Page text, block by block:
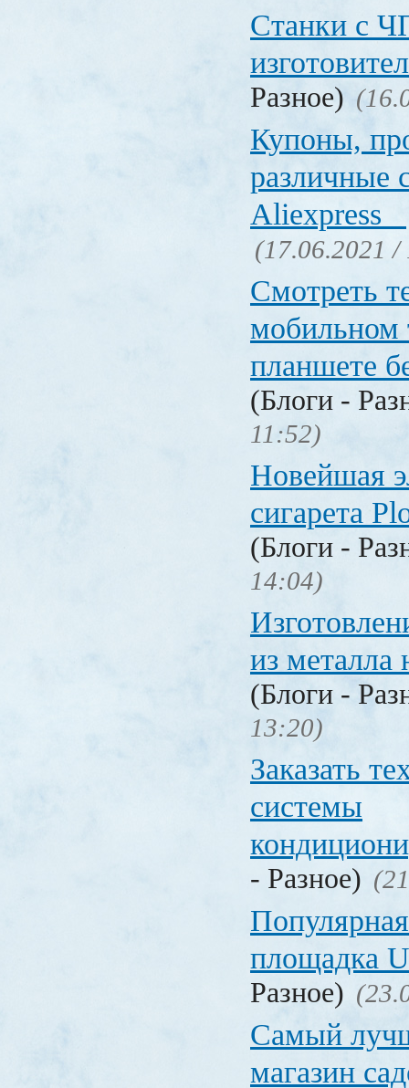
Станки с
Разное)
Купоны,
различные
Aliexpress
(17.06.2021 /
Смотреть
мобильном
планшете
(Блоги -
11:52)
Новейшая
сигарета
(Блоги -
14:04)
из
(Блоги -
13:20)
Заказать
системы
- Разное)
площадка
Разное)
Самый
магазин